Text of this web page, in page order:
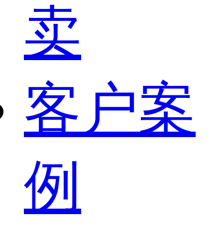
卖
客户案
例